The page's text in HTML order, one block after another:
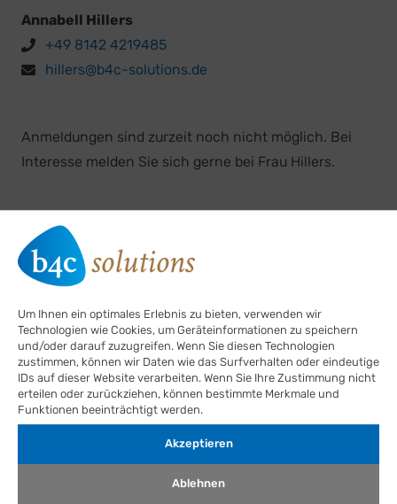
Um Ihnen ein optimales Erlebnis zu bieten, verwenden wir
Technologien wie Cookies, um Geräteinformationen zu speichern
und/oder darauf zuzugreifen. Wenn Sie diesen Technologien
zustimmen, können wir Daten wie das Surfverhalten oder eindeutige
IDs auf dieser Website verarbeiten. Wenn Sie Ihre Zustimmung nicht
erteilen oder zurückziehen, können bestimmte Merkmale und
Funktionen beeinträchtigt werden.
Akzeptieren
Ablehnen
Annabell Hillers
+49 8142 4219485
hillers@b4c-solutions.de
Anmeldungen sind zurzeit noch nicht möglich. Bei
Interesse melden Sie sich gerne bei Frau Hillers.
Aktuelle Termine
11.-12.09.2026
WAPPA Basiskurs Kinder-Pneumologie in Köln